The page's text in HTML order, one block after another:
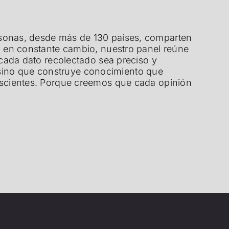
desde más de 130 países, comparten
constante cambio, nuestro panel reúne
dato recolectado sea preciso y
que construye conocimiento que
Porque creemos que cada opinión